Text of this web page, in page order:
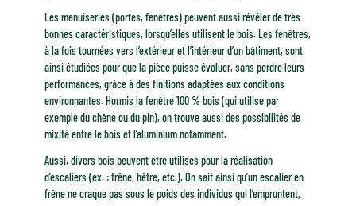
Les menuiseries (portes, fenêtres) peuvent aussi révéler de très
bonnes caractéristiques, lorsqu’elles utilisent le bois. Les fenêtres,
à la fois tournées vers l’extérieur et l’intérieur d’un bâtiment, sont
ainsi étudiées pour que la pièce puisse évoluer, sans perdre leurs
performances, grâce à des finitions adaptées aux conditions
environnantes. Hormis la fenêtre 100 % bois (qui utilise par
exemple du chêne ou du pin), on trouve aussi des possibilités de
mixité entre le bois et l’aluminium notamment.
Aussi, divers bois peuvent être utilisés pour la réalisation
d’escaliers (ex. : frêne, hêtre, etc.). On sait ainsi qu’un escalier en
frêne ne craque pas sous le poids des individus qui l’empruntent,